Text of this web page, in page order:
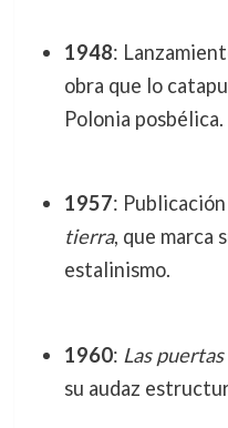
1948:
obra que lo
Polonia posbélica.
1957:
tierra, que marca
estalinismo.
1960: Las
su audaz